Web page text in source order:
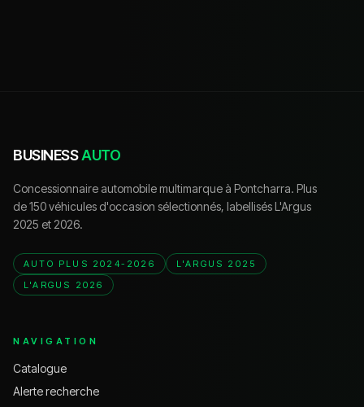
BUSINESSAUTO
Concessionnaire automobile multimarque à Pontcharra. Plus
de 150 véhicules d'occasion sélectionnés, labellisés L'Argus
2025 et 2026.
AUTO PLUS 2024-2026
L'ARGUS 2025
L'ARGUS 2026
NAVIGATION
Catalogue
Alerte recherche